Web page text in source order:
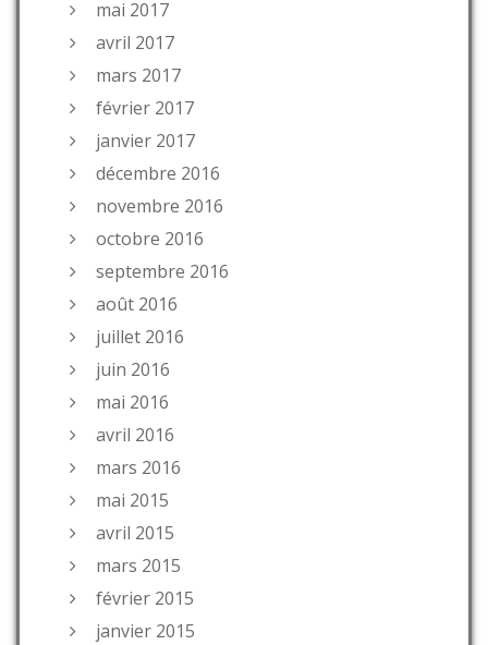
mai 2017
avril 2017
mars 2017
février 2017
janvier 2017
décembre 2016
novembre 2016
octobre 2016
septembre 2016
août 2016
juillet 2016
juin 2016
mai 2016
avril 2016
mars 2016
mai 2015
avril 2015
mars 2015
février 2015
janvier 2015